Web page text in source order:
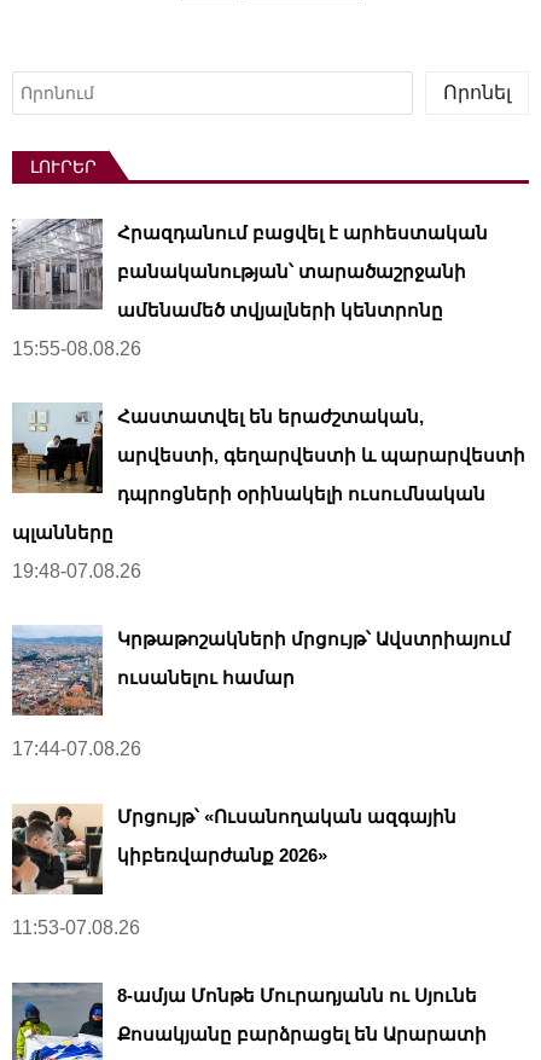
p
a
g
i
n
a
t
i
o
Որոնել
Որոնել
ԼՈՒՐԵՐ
Հրազդանում բացվել է արհեստական ​​
բանականության՝ տարածաշրջանի
ամենամեծ տվյալների կենտրոնը
15:55-08.08.26
Հաստատվել են երաժշտական,
արվեստի, գեղարվեստի և պարարվեստի
դպրոցների օրինակելի ուսումնական
պլանները
19:48-07.08.26
Կրթաթոշակների մրցույթ՝ Ավստրիայում
ուսանելու համար
17:44-07.08.26
Մրցույթ՝ «Ուսանողական ազգային
կիբեռվարժանք 2026»
11:53-07.08.26
8-ամյա Մոնթե Մուրադյանն ու Սյունե
Քոսակյանը բարձրացել են Արարատի